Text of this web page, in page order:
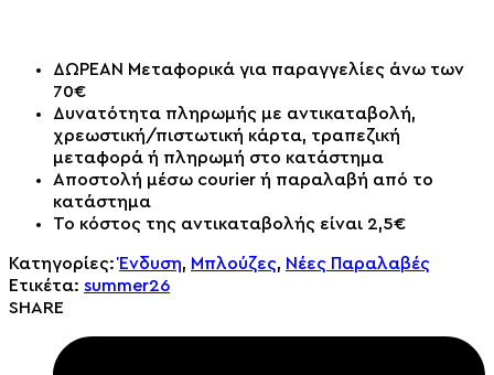
ΔΩΡΕΑΝ Μεταφορικά για παραγγελίες άνω των
70€
Δυνατότητα πληρωμής με αντικαταβολή,
χρεωστική/πιστωτική κάρτα, τραπεζική
μεταφορά ή πληρωμή στο κατάστημα
Αποστολή μέσω courier ή παραλαβή από το
κατάστημα
Το κόστος της αντικαταβολής είναι 2,5€
Κατηγορίες:Ένδυση, Μπλούζες, Νέες Παραλαβές
Ετικέτα: summer26
SHARE